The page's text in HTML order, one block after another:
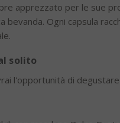
apprezzato per le sue
bevanda. Ogni capsula
solito
l'opportunità di